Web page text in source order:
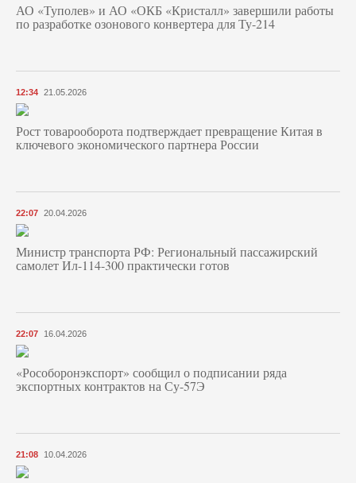
АО «Туполев» и АО «ОКБ «Кристалл» завершили работы
по разработке озонового конвертера для Ту-214
12:34 21.05.2026
Рост товарооборота подтверждает превращение Китая в
ключевого экономического партнера России
22:07 20.04.2026
Министр транспорта РФ: Региональный пассажирский
самолет Ил-114-300 практически готов
22:07 16.04.2026
«Рособоронэкспорт» сообщил о подписании ряда
экспортных контрактов на Су-57Э
21:08 10.04.2026